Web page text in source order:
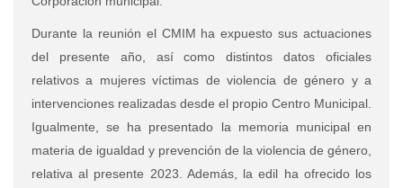
Durante la reunión el CMIM ha expuesto sus actuaciones
del presente año, así como distintos datos oficiales
relativos a mujeres víctimas de violencia de género y a
intervenciones realizadas desde el propio Centro Municipal.
Igualmente, se ha presentado la memoria municipal en
materia de igualdad y prevención de la violencia de género,
relativa al presente 2023. Además, la edil ha ofrecido los